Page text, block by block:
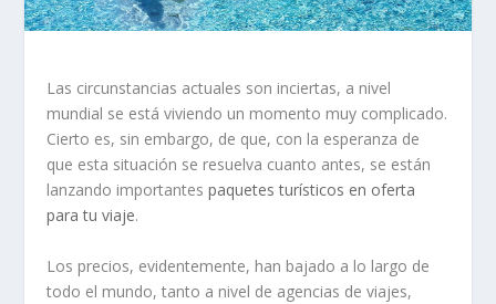
Las circunstancias actuales son inciertas, a nivel
mundial se está viviendo un momento muy complicado.
Cierto es, sin embargo, de que, con la esperanza de
que esta situación se resuelva cuanto antes, se están
lanzando importantespaquetes turísticos en oferta
para tu viaje.
Los precios, evidentemente, han bajado a lo largo de
todo el mundo, tanto a nivel de agencias de viajes,